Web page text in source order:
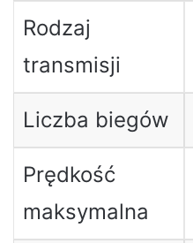
Rodzaj
transmisji
Liczba biegów
Prędkość
maksymalna